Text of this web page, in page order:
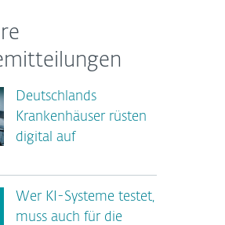
Deutschlands
Krankenhäuser rüsten
digital auf
Wer KI-Systeme testet,
muss auch für die